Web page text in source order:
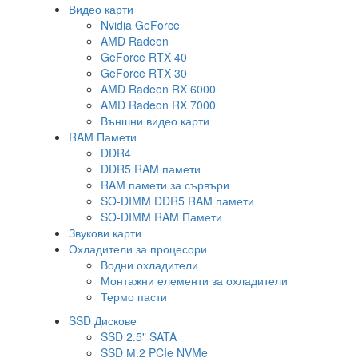
Видео карти
Nvidia GeForce
AMD Radeon
GeForce RTX 40
GeForce RTX 30
AMD Radeon RX 6000
AMD Radeon RX 7000
Външни видео карти
RAM Памети
DDR4
DDR5 RAM памети
RAM памети за сървъри
SO-DIMM DDR5 RAM памети
SO-DIMM RAM Памети
Звукови карти
Охладители за процесори
Водни охладители
Монтажни елементи за охладители
Термо пасти
SSD Дискове
SSD 2.5" SATA
SSD М.2 PCIe NVMe